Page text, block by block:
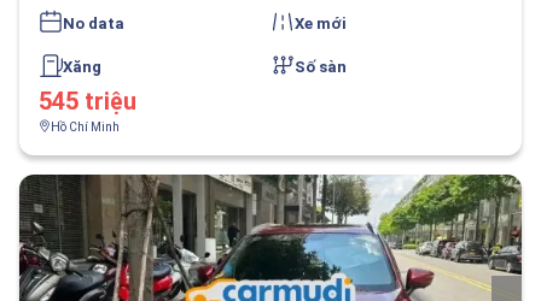
No data Xe mới
Xăng Số sàn
545 triệu
Hồ Chí Minh